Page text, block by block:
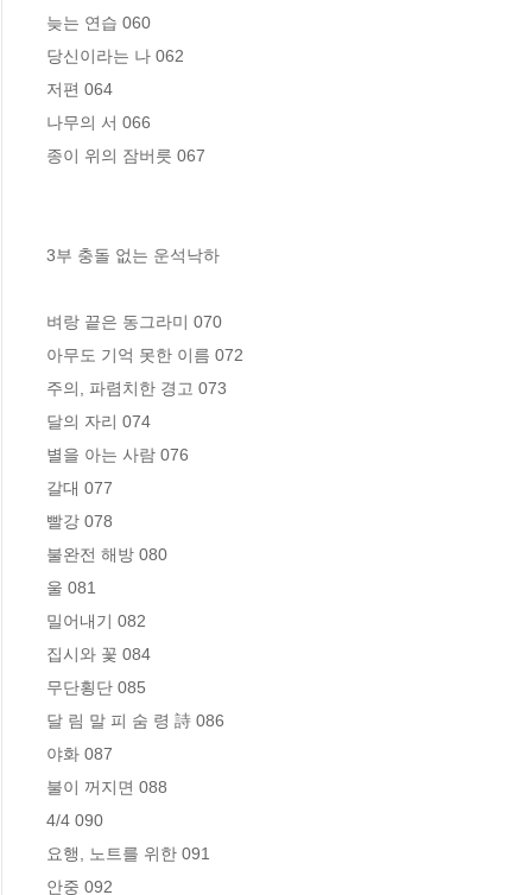
늦는 연습 060
당신이라는 나 062
저편 064
나무의 서 066
종이 위의 잠버릇 067
3부 충돌 없는 운석낙하
벼랑 끝은 동그라미 070
아무도 기억 못한 이름 072
주의, 파렴치한 경고 073
달의 자리 074
별을 아는 사람 076
갈대 077
빨강 078
불완전 해방 080
울 081
밀어내기 082
집시와 꽃 084
무단횡단 085
달 림 말 피 숨 령 詩 086
야화 087
불이 꺼지면 088
4/4 090
요행, 노트를 위한 091
안중 092